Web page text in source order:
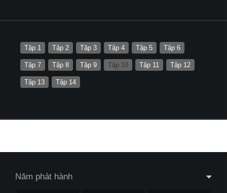
Tập 1 Tập 2 Tập 3 Tập 4 Tập 5 Tập 6
Tập 7 Tập 8 Tập 9 Tập 10 Tập 11 Tập 12
Tập 13 Tập 14
Năm phát hành